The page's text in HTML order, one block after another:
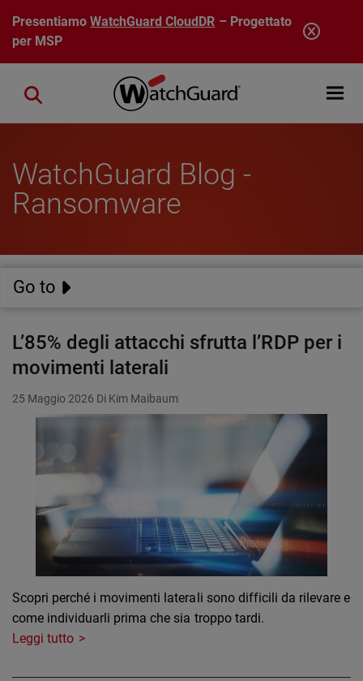
Salta al contenuto principale
PresentiamoWatchGuard CloudDR – Progettato
per MSP
Open
Close search
WatchGuard Blog -
Ransomware
Go to
L’85% degli attacchi sfrutta l’RDP per i
movimenti laterali
25 Maggio 2026 Di Kim Maibaum
Scopri perché i movimenti laterali sono difficili da rilevare e
come individuarli prima che sia troppo tardi.
Leggi tutto